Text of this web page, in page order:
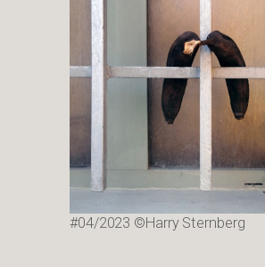
#04/2023 ©Harry Sternberg